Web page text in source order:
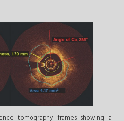
tomography frames showing a